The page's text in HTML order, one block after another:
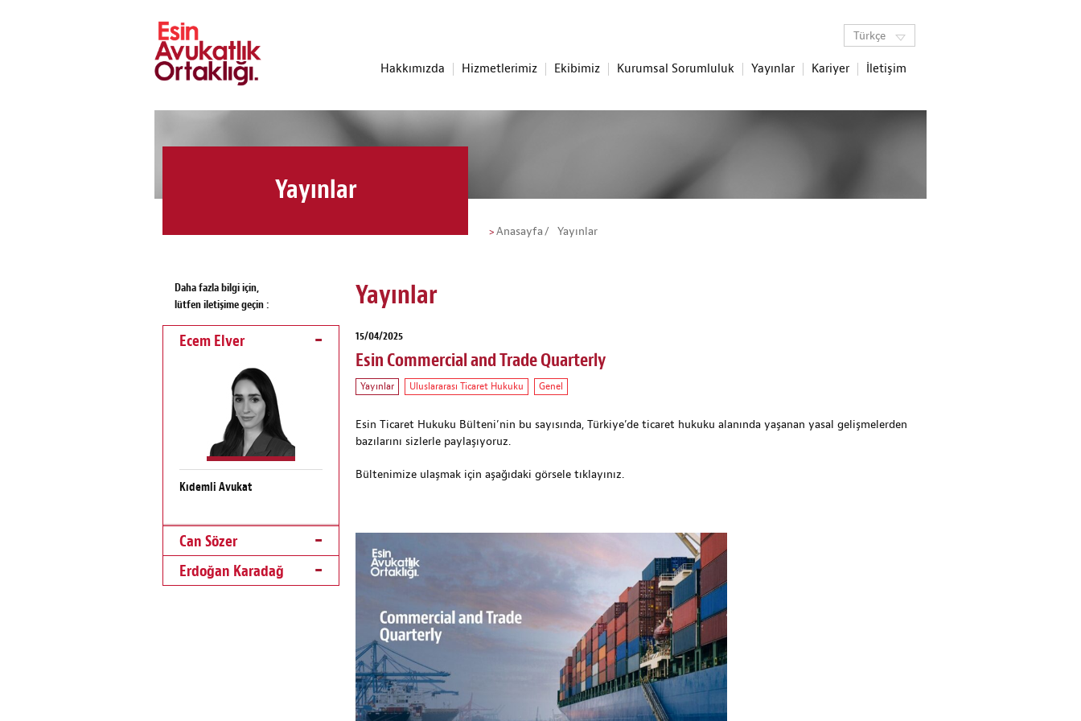
Türkçe
Hakkımızda Hizmetlerimiz Ekibimiz Kurumsal Sorumluluk Yayınlar Kariyer İletişim
Anasayfa Yayınlar
Yayınlar
Daha fazla bilgi için,
lütfen iletişime geçin :
Ecem Elver
Kıdemli Avukat
Can Sözer
Erdoğan Karadağ
Yayınlar
15/04/2025
Esin Commercial and Trade Quarterly
Yayınlar Uluslararası Ticaret Hukuku Genel
Esin Ticaret Hukuku Bülteni’nin bu sayısında, Türkiye’de ticaret hukuku alanında yaşanan yasal gelişmelerden
bazılarını sizlerle paylaşıyoruz.
Bültenimize ulaşmak için aşağıdaki görsele tıklayınız.